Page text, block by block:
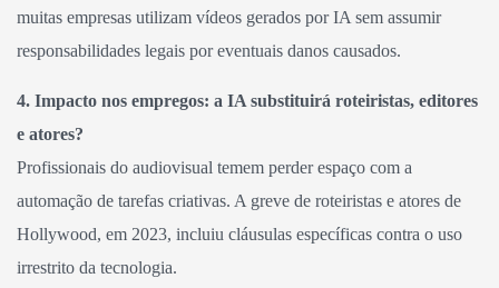
muitas empresas utilizam vídeos gerados por IA sem assumir
responsabilidades legais por eventuais danos causados.
4. Impacto nos empregos: a IA substituirá roteiristas, editores
e atores?
Profissionais do audiovisual temem perder espaço com a
automação de tarefas criativas. A greve de roteiristas e atores de
Hollywood, em 2023, incluiu cláusulas específicas contra o uso
irrestrito da tecnologia.